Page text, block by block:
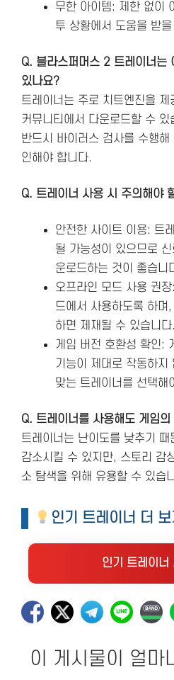
무한 아이템: 제한 없이
투 상황에서 도움을 받
Q. 블라스퍼머스 2 트레이너는
있나요?
트레이너는 주로 치트엔진을
커뮤니티에서 다운로드할 수 있
반드시 바이러스 검사를 수행
인해야 합니다.
Q. 트레이너 사용 시 주의해야
안전한 사이트 이용: 트
될 가능성이 있으므로
운로드하는 것이 좋습니
오프라인 모드 사용 권
드에서 사용하도록 하며
하면 제재될 수 있습니다.
게임 버전 호환성 확인:
기능이 제대로 작동하지
맞는 트레이너를 선택해
Q. 트레이너를 사용해도 게임
트레이너는 난이도를 낮추기
감소시킬 수 있지만, 스토리 감
소 탐색을 위해 유용할 수 있습
인기 트레이너 더 보
인기 트레이너
이 게시물이 얼마